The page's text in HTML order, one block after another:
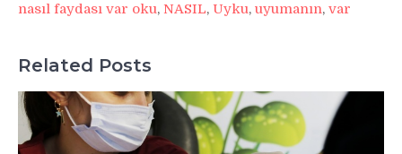
nasıl faydası var oku, NASIL, Uyku, uyumanın, var
Related Posts